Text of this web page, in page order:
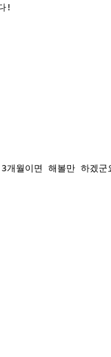
!
월이면 해볼만 하겠군